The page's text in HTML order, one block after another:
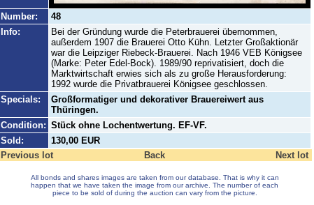
Number:
48
Info:
Bei der Gründung wurde die Peterbrauerei übernommen,
außerdem 1907 die Brauerei Otto Kühn. Letzter Großaktionär
war die Leipziger Riebeck-Brauerei. Nach 1946 VEB Königsee
(Marke: Peter Edel-Bock). 1989/90 reprivatisiert, doch die
Marktwirtschaft erwies sich als zu große Herausforderung:
1992 wurde die Privatbrauerei Königsee geschlossen.
Specials:
Großformatiger und dekorativer Brauereiwert aus
Thüringen.
Condition: Stück ohne Lochentwertung. EF-VF.
Sold:
130,00 EUR
Previous lot
Back Next lot
All bonds and shares images are taken from our database. That is why it can
happen that we have taken the image from our archive. The number of each
piece to be sold of during the auction can vary from the picture.